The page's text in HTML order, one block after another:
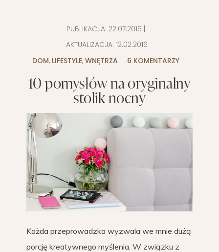
PUBLIKACJA: 22.07.2015
AKTUALIZACJA: 12.02.2016
DOM, LIFESTYLE, WNĘTRZA 6 KOMENTARZY
10 pomysłów na oryginalny
stolik nocny
Każda przeprowadzka wyzwala we mnie dużą
porcję kreatywnego myślenia. W związku z